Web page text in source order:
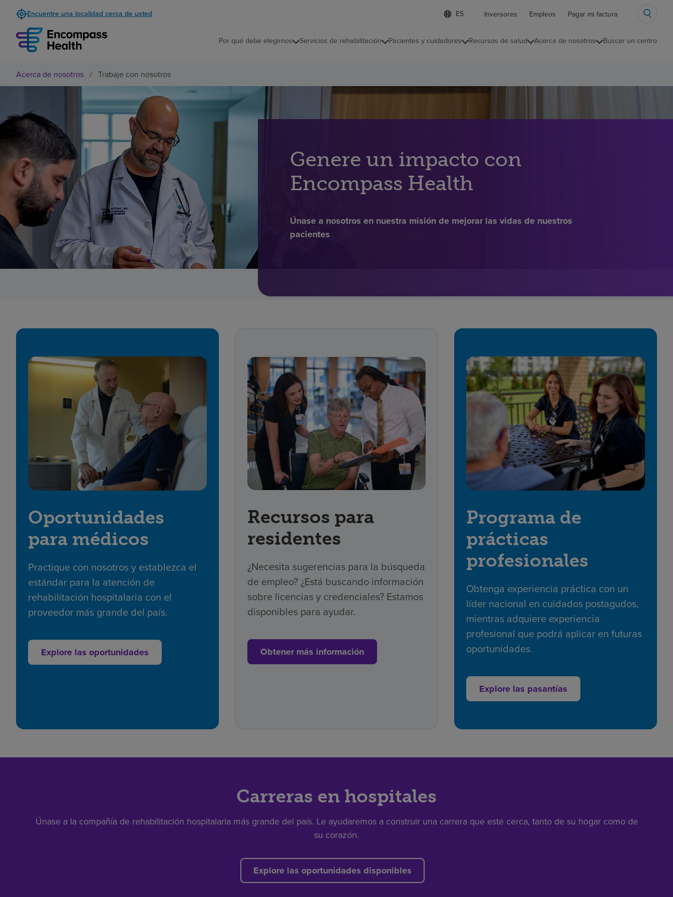
Encuentre una localidad cerca de usted
Lista
de
contraída
d
o
l
e
d
Inversores Empleos Pagar mi factura
Por qué debe elegirnos Servicios de rehabilitación Pacientes y cuidadores Recursos de salud Acerca de nosotros Buscar un centro
Acerca de nosotros / Trabaje con nosotros
Genere un impacto con
Encompass Health
Únase a nosotros en nuestra misión de mejorar las vidas de nuestros
pacientes
Oportunidades
para médicos
Practique con nosotros y establezca el
estándar para la atención de
rehabilitación hospitalaria con el
proveedor más grande del país.
Explore las oportunidades
Recursos para
residentes
¿Necesita sugerencias para la búsqueda
de empleo? ¿Está buscando información
sobre licencias y credenciales? Estamos
disponibles para ayudar.
Obtener más información
Programa de
prácticas
profesionales
Obtenga experiencia práctica con un
líder nacional en cuidados postagudos,
mientras adquiere experiencia
profesional que podrá aplicar en futuras
oportunidades.
Explore las pasantías
Carreras en hospitales
Únase a la compañía de rehabilitación hospitalaria más grande del país. Le ayudaremos a construir una carrera que esté cerca, tanto de su hogar como de
su corazón.
Explore las oportunidades disponibles